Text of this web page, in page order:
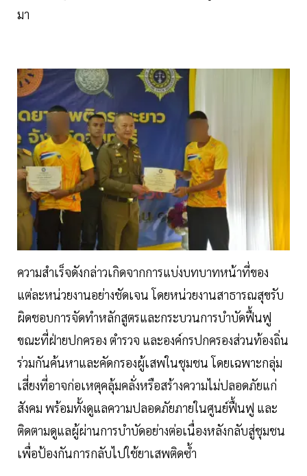
มา
ความสำเร็จดังกล่าวเกิดจากการแบ่งบทบาทหน้าที่ของ
แต่ละหน่วยงานอย่างชัดเจน โดยหน่วยงานสาธารณสุขรับ
ผิดชอบการจัดทำหลักสูตรและกระบวนการบำบัดฟื้นฟู
ขณะที่ฝ่ายปกครอง ตำรวจ และองค์กรปกครองส่วนท้องถิ่น
ร่วมกันค้นหาและคัดกรองผู้เสพในชุมชน โดยเฉพาะกลุ่ม
เสี่ยงที่อาจก่อเหตุคลุ้มคลั่งหรือสร้างความไม่ปลอดภัยแก่
สังคม พร้อมทั้งดูแลความปลอดภัยภายในศูนย์ฟื้นฟู และ
ติดตามดูแลผู้ผ่านการบำบัดอย่างต่อเนื่องหลังกลับสู่ชุมชน
เพื่อป้องกันการกลับไปใช้ยาเสพติดซ้ำ